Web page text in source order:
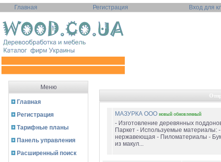
Главная Регистрация Вход для
Меню
Главная
Регистрация
Тарифные планы
Панель управления
Расширенный поиск
МАЗУРКА ООО новый обновленный
- Изготовление деревянных
Паркет - Используемые материалы:
нержавеющая - Пиломатериалы -
из макул...